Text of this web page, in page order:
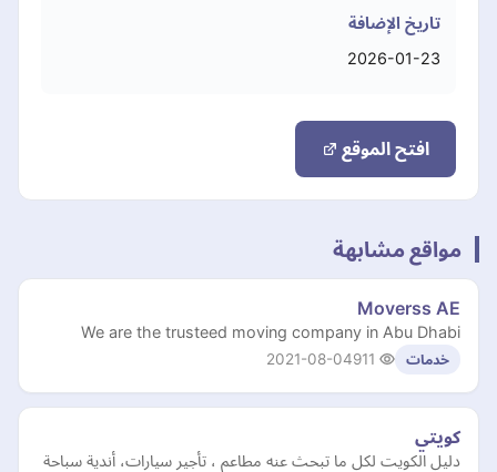
تاريخ الإضافة
2026-01-23
افتح الموقع
مواقع مشابهة
Moverss AE
We are the trusteed moving company in Abu Dhabi
خدمات 2021-08-04
كويتي
دليل الكويت لكل ما تبحث عنه مطاعم ، تأجير سيارات، أندية سباحة